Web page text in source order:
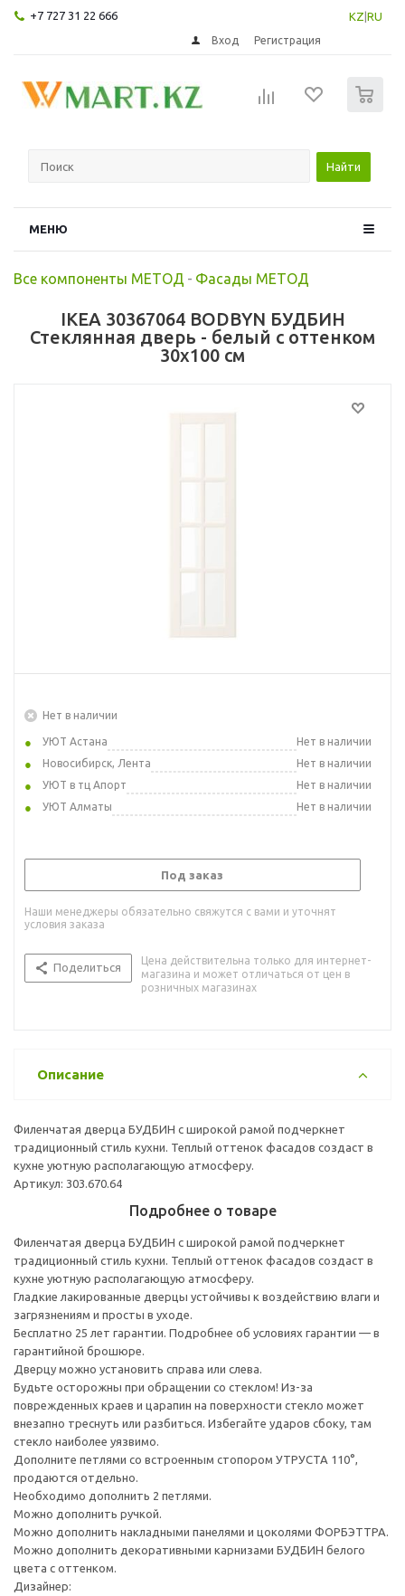
+7 727 31 22 666 KZ RU
Вход Регистрация
Найти
МЕНЮ
Все компоненты МЕТОД - Фасады МЕТОД
IKEA 30367064 BODBYN БУДБИН
Стеклянная дверь - белый с оттенком
30x100 см
Нет в наличии
УЮТ Астана
Нет в наличии
Новосибирск, Лента
Нет в наличии
УЮТ в тц Апорт
Нет в наличии
УЮТ Алматы
Нет в наличии
Под заказ
Наши менеджеры обязательно свяжутся с вами и уточнят
условия заказа
Поделиться
Цена действительна только для интернет-
магазина и может отличаться от цен в
розничных магазинах
Описание
Филенчатая дверца БУДБИН с широкой рамой подчеркнет
традиционный стиль кухни. Теплый оттенок фасадов создаст в
кухне уютную располагающую атмосферу.
Артикул: 303.670.64
Подробнее о товаре
Филенчатая дверца БУДБИН с широкой рамой подчеркнет
традиционный стиль кухни. Теплый оттенок фасадов создаст в
кухне уютную располагающую атмосферу.
Гладкие лакированные дверцы устойчивы к воздействию влаги и
загрязнениям и просты в уходе.
Бесплатно 25 лет гарантии. Подробнее об условиях гарантии — в
гарантийной брошюре.
Дверцу можно установить справа или слева.
Будьте осторожны при обращении со стеклом! Из-за
поврежденных краев и царапин на поверхности стекло может
внезапно треснуть или разбиться. Избегайте ударов сбоку, там
стекло наиболее уязвимо.
Дополните петлями со встроенным стопором УТРУСТА 110°,
продаются отдельно.
Необходимо дополнить 2 петлями.
Можно дополнить ручкой.
Можно дополнить накладными панелями и цоколями ФОРБЭТТРА.
Можно дополнить декоративными карнизами БУДБИН белого
цвета с оттенком.
Дизайнер: